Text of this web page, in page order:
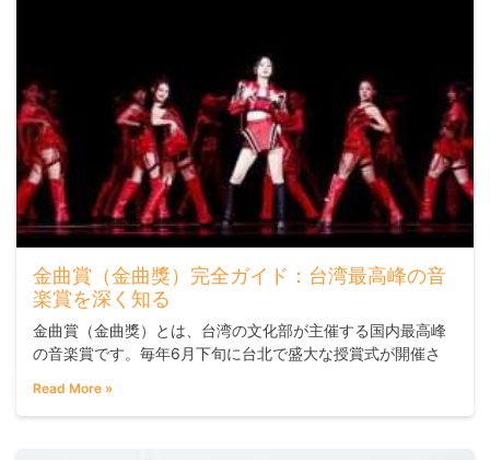
金曲賞（金曲獎）完全ガイド：台湾最高峰の音
楽賞を深く知る
金曲賞（金曲獎）とは、台湾の文化部が主催する国内最高峰
の音楽賞です。毎年6月下旬に台北で盛大な授賞式が開催さ
ーティストが評価されます。授賞式のパフォーマンスクオリ
ティは高く、台湾国内だけでなく、日本や中華圏のリスナー
Read More »